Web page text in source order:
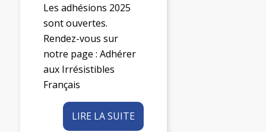
Les adhésions 2025
sont ouvertes.
Rendez-vous sur
notre page : Adhérer
aux Irrésistibles
Français
LIRE LA SUITE